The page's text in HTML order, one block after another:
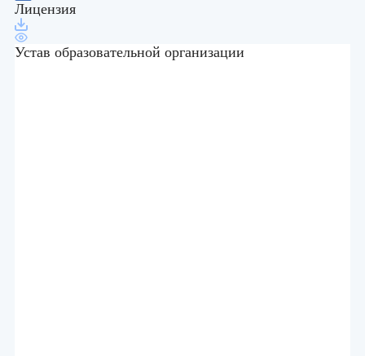
Лицензия
Устав образовательной организации